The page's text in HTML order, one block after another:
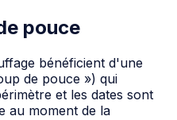
pouce
bénéficient d'une
de pouce ») qui
et les dates sont
au moment de la